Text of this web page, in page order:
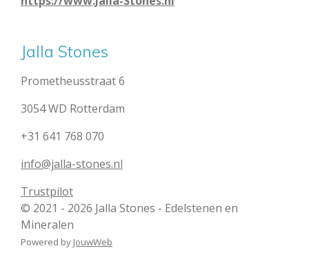
Jalla Stones
Prometheusstraat 6
3054 WD Rotterdam
+31 641 768 070
info@jalla-stones.nl
Trustpilot
© 2021 - 2026 Jalla Stones - Edelstenen en
Mineralen
Powered by JouwWeb